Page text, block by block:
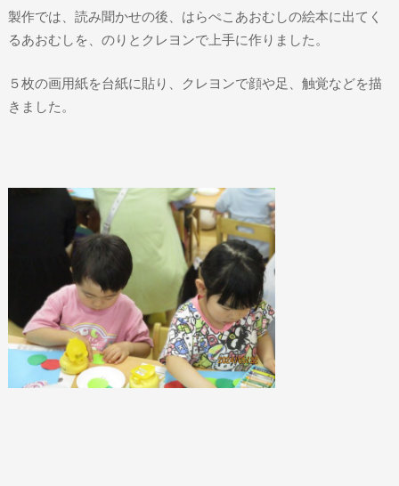
製作では、読み聞かせの後、はらぺこあおむしの絵本に出てく
るあおむしを、のりとクレヨンで上手に作りました。
５枚の画用紙を台紙に貼り、クレヨンで顔や足、触覚などを描
きました。